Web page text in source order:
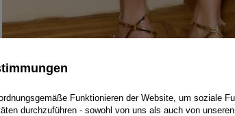
Funktionieren der Website, um soziale
durchzuführen - sowohl von uns als auch von